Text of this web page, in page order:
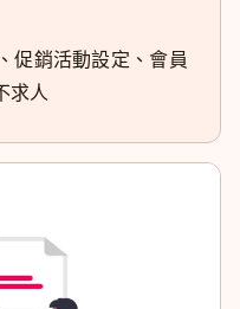
促銷活動設定、會員
求人